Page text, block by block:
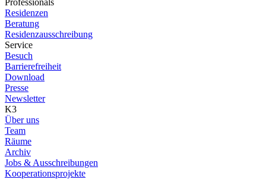
Professionals
Residenzen
Beratung
Residenzausschreibung
Service
Besuch
Barrierefreiheit
Download
Presse
Newsletter
K3
Über uns
Team
Räume
Archiv
Jobs & Ausschreibungen
Kooperationsprojekte